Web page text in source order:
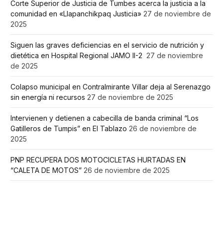
Corte Superior de Justicia de Tumbes acerca la justicia a la
comunidad en «Llapanchikpaq Justicia» 27 de noviembre de
2025
Siguen las graves deficiencias en el servicio de nutrición y
dietética en Hospital Regional JAMO II-2 27 de noviembre
de 2025
Colapso municipal en Contralmirante Villar deja al Serenazgo
sin energía ni recursos 27 de noviembre de 2025
Intervienen y detienen a cabecilla de banda criminal “Los
Gatilleros de Tumpis” en El Tablazo 26 de noviembre de
2025
PNP RECUPERA DOS MOTOCICLETAS HURTADAS EN
“CALETA DE MOTOS” 26 de noviembre de 2025